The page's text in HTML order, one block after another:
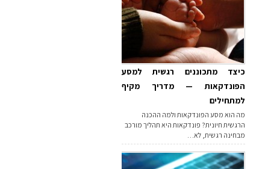
כיצד מתכוננים רגשית למסע
הפונדקאות — מדריך מקיף
למתחילים
מה הוא מסע הפונדקאות ולמה ההכנה
הרגשית חיונית? פונדקאות היא תהליך מורכב
מבחינה רגשית, לא…